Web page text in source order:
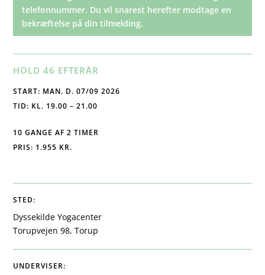
telefonnummer. Du vil snarest herefter modtage en
bekræftelse på din tilmelding.
HOLD 46 EFTERÅR
START: MAN. D. 07/09 2026
TID: KL. 19.00 – 21.00
10 GANGE AF 2 TIMER
PRIS: 1.955 KR.
STED:
Dyssekilde Yogacenter
Torupvejen 98, Torup
UNDERVISER: